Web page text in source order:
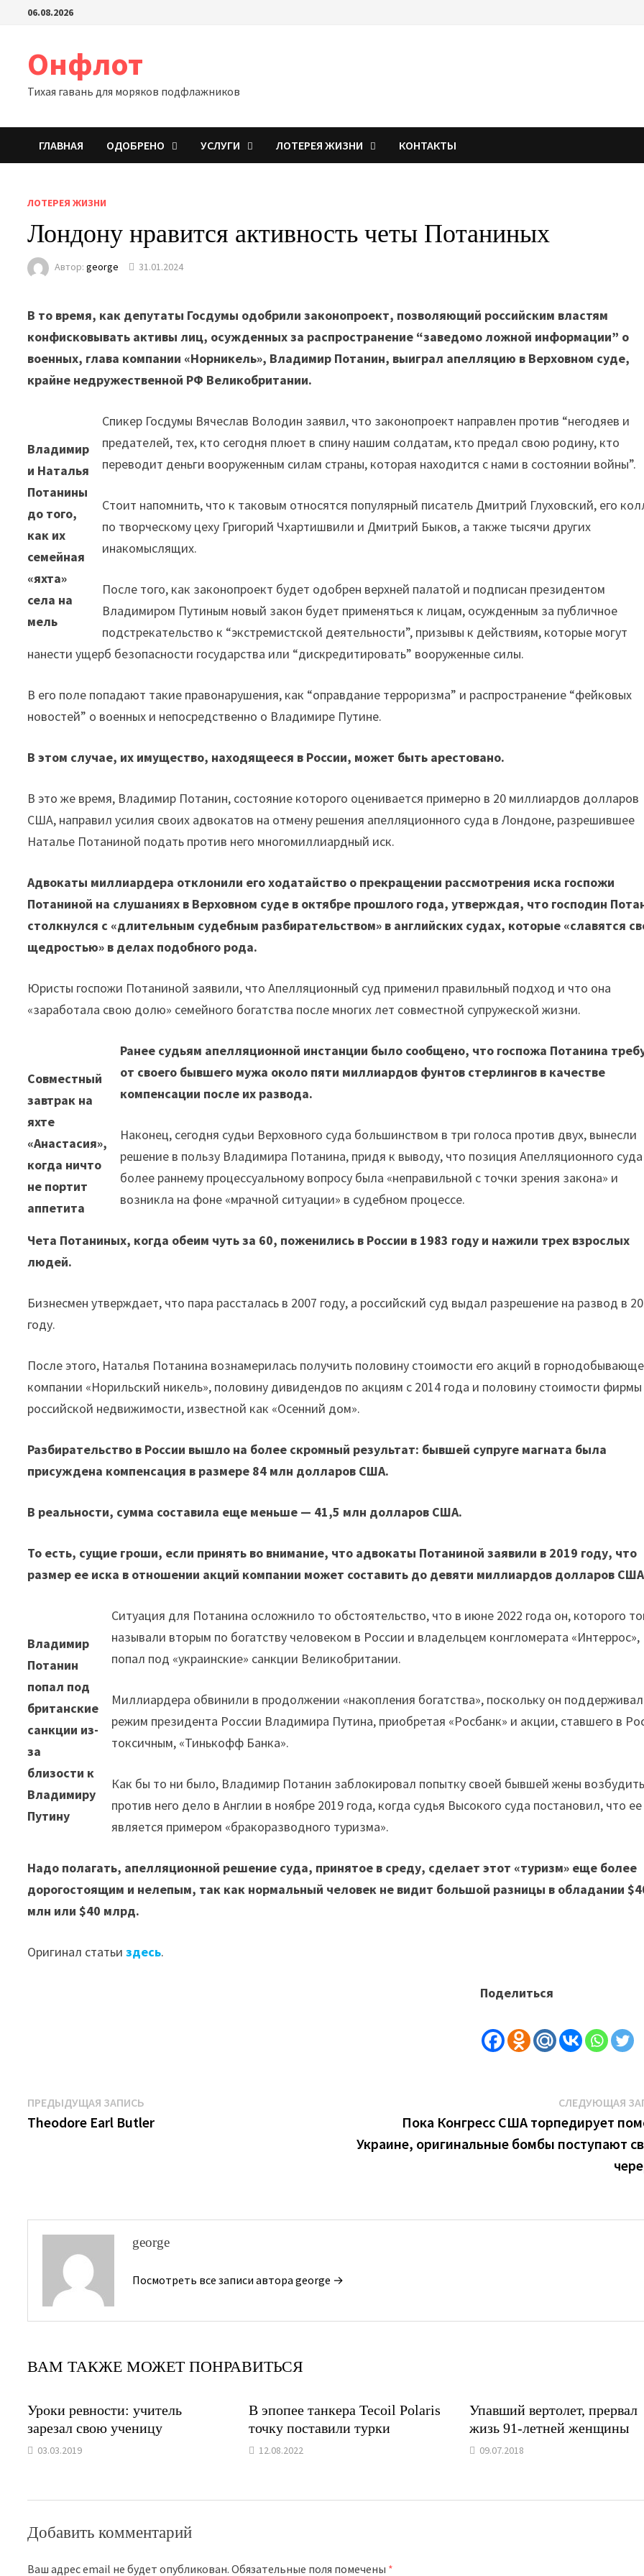
Перейти06.08.2026
Онфлот
Тихая гавань для моряков подфлажников
ГЛАВНАЯ ОДОБРЕНО УСЛУГИ ЛОТЕРЕЯ ЖИЗНИ КОНТАКТЫ
ЛОТЕРЕЯ ЖИЗНИ
Лондону нравится активность четы Потаниных
Автор:george 31.01.2024
В то время, как депутаты Госдумы одобрили законопроект, позволяющий российским властям
конфисковывать активы лиц, осужденных за распространение “заведомо ложной информации” о
военных, глава компании «Норникель», Владимир Потанин, выиграл апелляцию в Верховном суде,
крайне недружественной РФ Великобритании.
Владимир
и Наталья
Потанины
до того,
как их
семейная
«яхта»
села на
мель
Спикер Госдумы Вячеслав Володин заявил, что законопроект направлен против “негодяев и
предателей, тех, кто сегодня плюет в спину нашим солдатам, кто предал свою родину, кто
переводит деньги вооруженным силам страны, которая находится с нами в состоянии войны”.
Стоит напомнить, что к таковым относятся популярный писатель Дмитрий Глуховский, его
по творческому цеху Григорий Чхартишвили и Дмитрий Быков, а также тысячи других
инакомыслящих.
После того, как законопроект будет одобрен верхней палатой и подписан президентом
Владимиром Путиным новый закон будет применяться к лицам, осужденным за публичное
подстрекательство к “экстремистской деятельности”, призывы к действиям, которые могут
нанести ущерб безопасности государства или “дискредитировать” вооруженные силы.
В его поле попадают такие правонарушения, как “оправдание терроризма” и распространение “фейковых
новостей” о военных и непосредственно о Владимире Путине.
В этом случае, их имущество, находящееся в России, может быть арестовано.
В это же время, Владимир Потанин, состояние которого оценивается примерно в 20 миллиардов долларов
США, направил усилия своих адвокатов на отмену решения апелляционного суда в Лондоне, разрешившее
Наталье Потаниной подать против него многомиллиардный иск.
Адвокаты миллиардера отклонили его ходатайство о прекращении рассмотрения иска госпожи
Потаниной на слушаниях в Верховном суде в октябре прошлого года, утверждая, что господин
столкнулся с «длительным судебным разбирательством» в английских судах, которые «славятся
щедростью» в делах подобного рода.
Юристы госпожи Потаниной заявили, что Апелляционный суд применил правильный подход и что она
«заработала свою долю» семейного богатства после многих лет совместной супружеской жизни.
Совместный
завтрак на
яхте
«Анастасия»,
когда ничто
не портит
аппетита
Ранее судьям апелляционной инстанции было сообщено, что госпожа Потанина
от своего бывшего мужа около пяти миллиардов фунтов стерлингов в качестве
компенсации после их развода.
Наконец, сегодня судьи Верховного суда большинством в три голоса против двух, вынесли
решение в пользу Владимира Потанина, придя к выводу, что позиция Апелляционного
более раннему процессуальному вопросу была «неправильной с точки зрения закона» и
возникла на фоне «мрачной ситуации» в судебном процессе.
Чета Потаниных, когда обеим чуть за 60, поженились в России в 1983 году и нажили трех взрослых
людей.
Бизнесмен утверждает, что пара рассталась в 2007 году, а российский суд выдал разрешение на развод в
году.
После этого, Наталья Потанина вознамерилась получить половину стоимости его акций в
компании «Норильский никель», половину дивидендов по акциям с 2014 года и половину стоимости фирмы
российской недвижимости, известной как «Осенний дом».
Разбирательство в России вышло на более скромный результат: бывшей супруге магната была
присуждена компенсация в размере 84 млн долларов США.
В реальности, сумма составила еще меньше — 41,5 млн долларов США.
То есть, сущие гроши, если принять во внимание, что адвокаты Потаниной заявили в 2019 году, что
размер ее иска в отношении акций компании может составить до девяти миллиардов долларов
Владимир
Потанин
попал под
британские
санкции из-
за
близости к
Владимиру
Путину
Ситуация для Потанина осложнило то обстоятельство, что в июне 2022 года он, которого
называли вторым по богатству человеком в России и владельцем конгломерата «Интеррос»,
попал под «украинские» санкции Великобритании.
Миллиардера обвинили в продолжении «накопления богатства», поскольку он поддерживал
режим президента России Владимира Путина, приобретая «Росбанк» и акции, ставшего в
токсичным, «Тинькофф Банка».
Как бы то ни было, Владимир Потанин заблокировал попытку своей бывшей жены возбудить
против него дело в Англии в ноябре 2019 года, когда судья Высокого суда постановил, что ее
является примером «бракоразводного туризма».
Надо полагать, апелляционной решение суда, принятое в среду, сделает этот «туризм» еще более
дорогостоящим и нелепым, так как нормальный человек не видит большой разницы в обладании
млн или $40 млрд.
Оригинал статьи здесь.
Поделиться
Навигация
по
ПРЕДЫДУЩАЯ ЗАПИСЬ
запись:
Theodore Earl Butler
СЛЕДУЮЩАЯ
Пока Конгресс США торпедирует
Украине, оригинальные бомбы поступают
george
Посмотреть все записи автора george →
ВАМ ТАКЖЕ МОЖЕТ ПОНРАВИТЬСЯ
Уроки ревности: учитель
зарезал свою ученицу
03.03.2019
В эпопее танкера Tecoil Polaris
точку поставили турки
12.08.2022
Упавший вертолет, прервал
жизь 91-летней женщины
09.07.2018
Добавить комментарий
Ваш адрес email не будет опубликован. Обязательные поля помечены *